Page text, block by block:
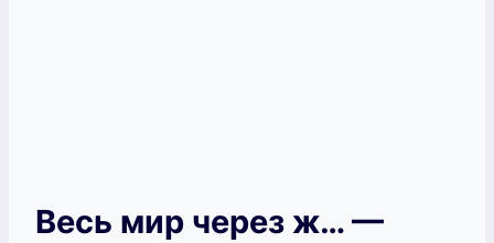
Весь мир через ж… —